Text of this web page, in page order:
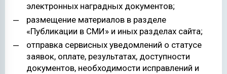
электронных наградных документов;
размещение материалов в разделе
«Публикации в СМИ» и иных разделах сайта;
отправка сервисных уведомлений о статусе
заявок, оплате, результатах, доступности
документов, необходимости исправлений и